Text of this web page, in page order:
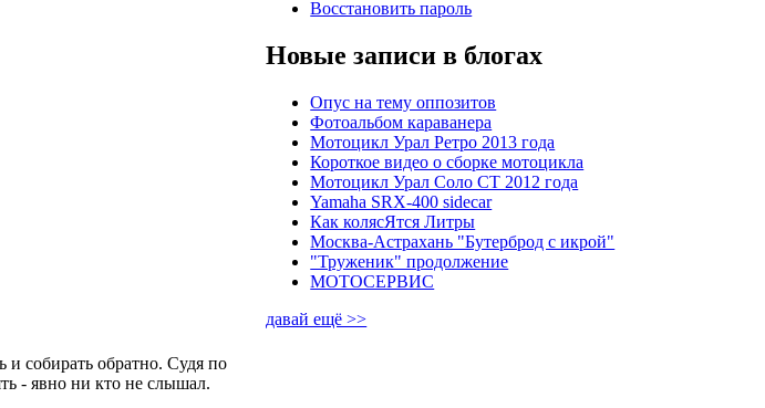
и собирать обратно. Судя по
- явно ни кто не слышал.
Восстановить пароль
Новые записи в блогах
Опус на тему оппозитов
Фотоальбом караванера
Мотоцикл Урал Ретро 2013 года
Короткое видео о сборке мотоцикла
Мотоцикл Урал Соло СТ 2012 года
Yamaha SRX-400 sidecar
Как колясЯтся Литры
Москва-Астрахань "Бутерброд с икрой"
"Труженик" продолжение
МОТОСЕРВИС
давай ещё >>